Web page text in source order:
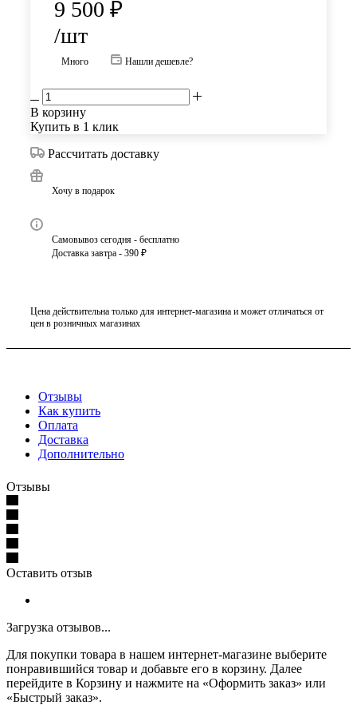
9 500 ₽
/шт
Много Нашли дешевле?
В корзину
Купить в 1 клик
Рассчитать доставку
Хочу в подарок
Самовывоз сегодня - бесплатно
Доставка завтра - 390 ₽
Цена действительна только для интернет-магазина и может отличаться от
цен в розничных магазинах
Отзывы
Как купить
Оплата
Доставка
Дополнительно
Отзывы
Оставить отзыв
Загрузка отзывов...
Для покупки товара в нашем интернет-магазине выберите
понравившийся товар и добавьте его в корзину. Далее
перейдите в Корзину и нажмите на «Оформить заказ» или
«Быстрый заказ».